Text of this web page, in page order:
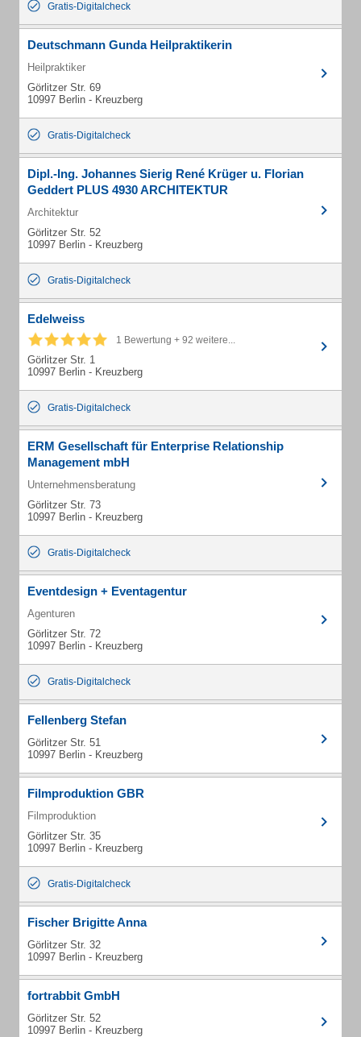
Gratis-Digitalcheck
Deutschmann Gunda Heilpraktikerin
Heilpraktiker
Görlitzer Str. 69
10997 Berlin - Kreuzberg
Gratis-Digitalcheck
Dipl.-Ing. Johannes Sierig René Krüger u. Florian
Geddert PLUS 4930 ARCHITEKTUR
Architektur
Görlitzer Str. 52
10997 Berlin - Kreuzberg
Gratis-Digitalcheck
Edelweiss
1 Bewertung + 92 weitere...
Görlitzer Str. 1
10997 Berlin - Kreuzberg
Gratis-Digitalcheck
ERM Gesellschaft für Enterprise Relationship
Management mbH
Unternehmensberatung
Görlitzer Str. 73
10997 Berlin - Kreuzberg
Gratis-Digitalcheck
Eventdesign + Eventagentur
Agenturen
Görlitzer Str. 72
10997 Berlin - Kreuzberg
Gratis-Digitalcheck
Fellenberg Stefan
Görlitzer Str. 51
10997 Berlin - Kreuzberg
Filmproduktion GBR
Filmproduktion
Görlitzer Str. 35
10997 Berlin - Kreuzberg
Gratis-Digitalcheck
Fischer Brigitte Anna
Görlitzer Str. 32
10997 Berlin - Kreuzberg
fortrabbit GmbH
Görlitzer Str. 52
10997 Berlin - Kreuzberg